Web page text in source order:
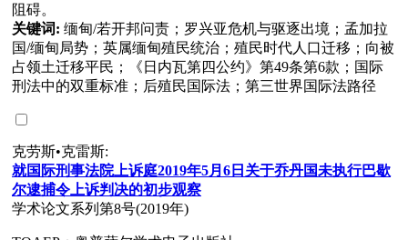
阻碍。
关键词: 缅甸/若开邦问责；罗兴亚危机与驱逐出境；孟加拉
国/缅甸局势；英属缅甸殖民统治；殖民时代人口迁移；向被
占领土迁移平民；《日内瓦第四公约》第49条第6款；国际
刑法中的双重标准；后殖民国际法；第三世界国际法路径
克劳斯•克雷斯:
就国 际刑事法院上诉庭2019年5月 6 日关于乔丹国未执行巴歇
尔逮捕令上诉判决的初步观察
学术论文系列第8号(2019年)